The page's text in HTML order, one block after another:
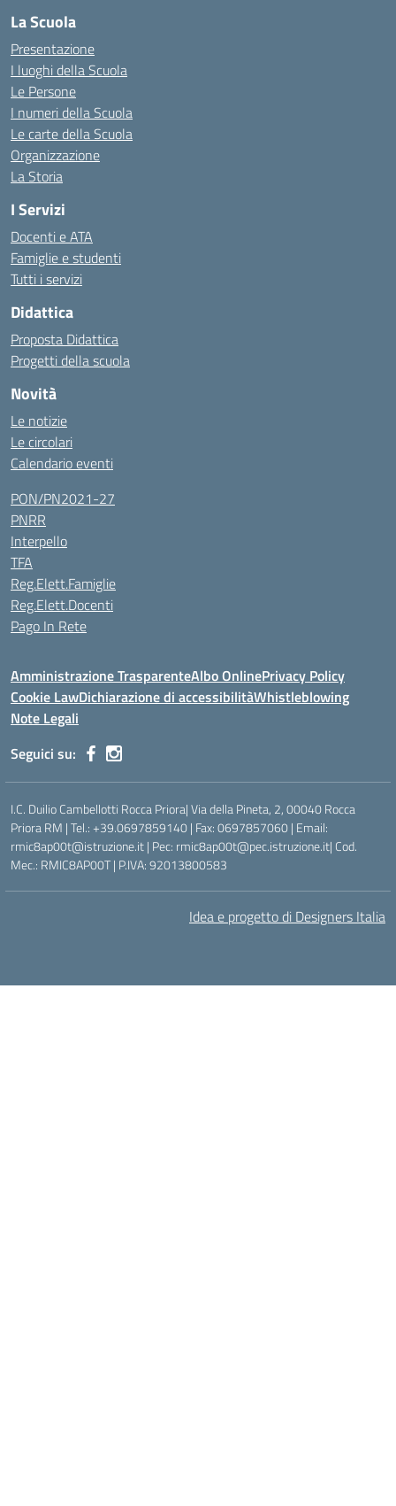
La Scuola
Presentazione
I luoghi della Scuola
Le Persone
I numeri della Scuola
Le carte della Scuola
Organizzazione
La Storia
I Servizi
Docenti e ATA
Famiglie e studenti
Tutti i servizi
Didattica
Proposta Didattica
Progetti della scuola
Novità
Le notizie
Le circolari
Calendario eventi
PON/PN2021-27
PNRR
Interpello
TFA
Reg.Elett.Famiglie
Reg.Elett.Docenti
Pago In Rete
Amministrazione TrasparenteAlbo OnlinePrivacy Policy
Cookie LawDichiarazione di accessibilitàWhistleblowing
Note Legali
Seguici su:
I.C. Duilio Cambellotti Rocca Priora| Via della Pineta, 2, 00040 Rocca
Priora RM | Tel.: +39.0697859140 | Fax: 0697857060 | Email:
rmic8ap00t@istruzione.it | Pec: rmic8ap00t@pec.istruzione.it| Cod.
Mec.: RMIC8AP00T | P.IVA: 92013800583
Idea e progetto di Designers Italia